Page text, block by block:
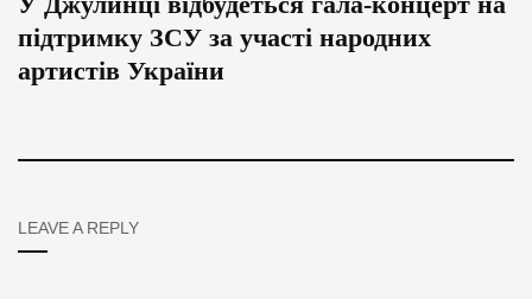
підтримку ЗСУ за участі народних
артистів України
LEAVE A REPLY